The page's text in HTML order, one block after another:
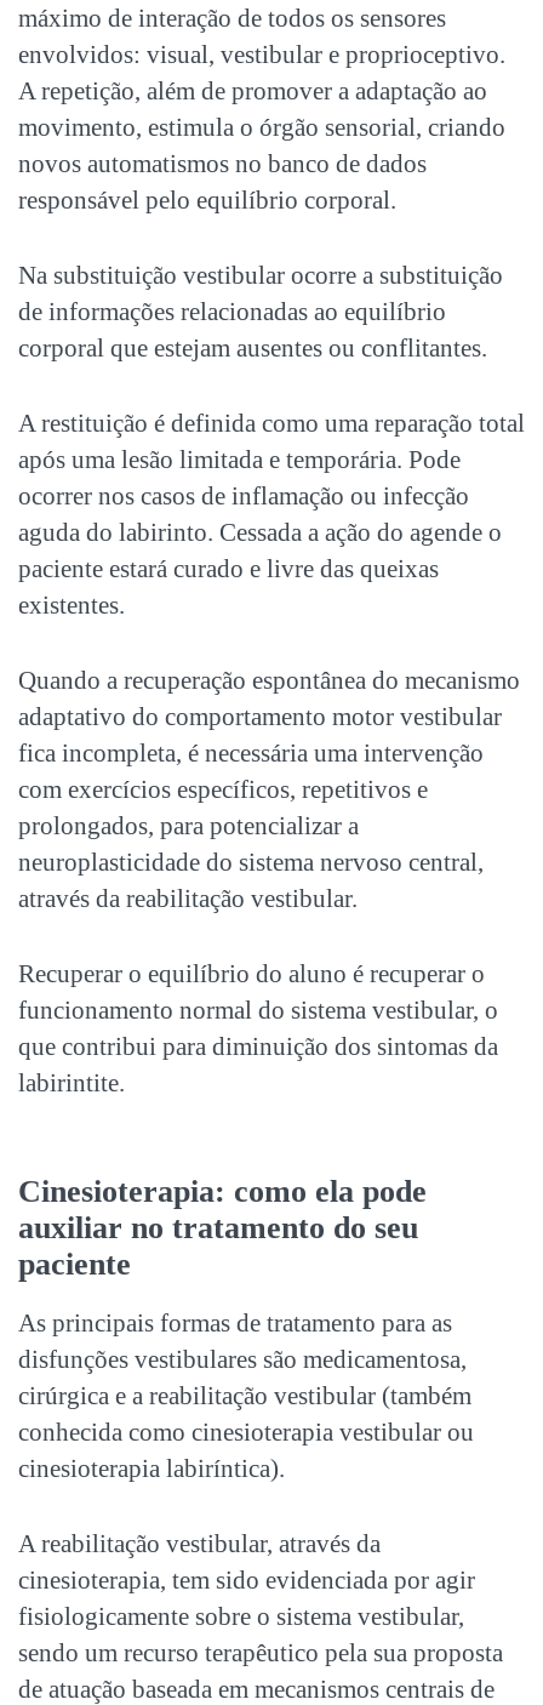
máximo de interação de todos os sensores
envolvidos: visual, vestibular e proprioceptivo.
A repetição, além de promover a adaptação ao
movimento, estimula o órgão sensorial, criando
novos automatismos no banco de dados
responsável pelo equilíbrio corporal.
Na substituição vestibular ocorre a substituição
de informações relacionadas ao equilíbrio
corporal que estejam ausentes ou conflitantes.
A restituição é definida como uma reparação total
após uma lesão limitada e temporária. Pode
ocorrer nos casos de inflamação ou infecção
aguda do labirinto. Cessada a ação do agende o
paciente estará curado e livre das queixas
existentes.
Quando a recuperação espontânea do mecanismo
adaptativo do comportamento motor vestibular
fica incompleta, é necessária uma intervenção
com exercícios específicos, repetitivos e
prolongados, para potencializar a
neuroplasticidade do sistema nervoso central,
através da reabilitação vestibular.
Recuperar o equilíbrio do aluno é recuperar o
funcionamento normal do sistema vestibular, o
que contribui para diminuição dos sintomas da
labirintite.
Cinesioterapia: como ela pode
auxiliar no tratamento do seu
paciente
As principais formas de tratamento para as
disfunções vestibulares são medicamentosa,
cirúrgica e a reabilitação vestibular (também
conhecida como cinesioterapia vestibular ou
cinesioterapia labiríntica).
A reabilitação vestibular, através da
cinesioterapia, tem sido evidenciada por agir
fisiologicamente sobre o sistema vestibular,
sendo um recurso terapêutico pela sua proposta
de atuação baseada em mecanismos centrais de